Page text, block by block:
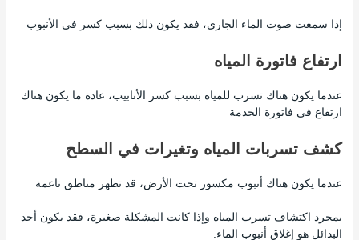
إذا سمعت صوت الماء الجاري، فقد يكون ذلك بسبب كسر في الأنبوب
ارتفاع فاتورة المياه
عندما يكون هناك تسرب للمياه بسبب كسر الأنابيب، عادة ما يكون هناك
ارتفاع في فاتورة الخدمة
كشف تسربات المياه وتغيرات في السطح
عندما يكون هناك أنبوب مكسور تحت الأرض، قد تظهر مناطق ناعمة
بمجرد اكتشاف تسرب المياه وإذا كانت المشكلة صغيرة، فقد يكون أحد
البدائل هو إغلاق أنبوب الماء.